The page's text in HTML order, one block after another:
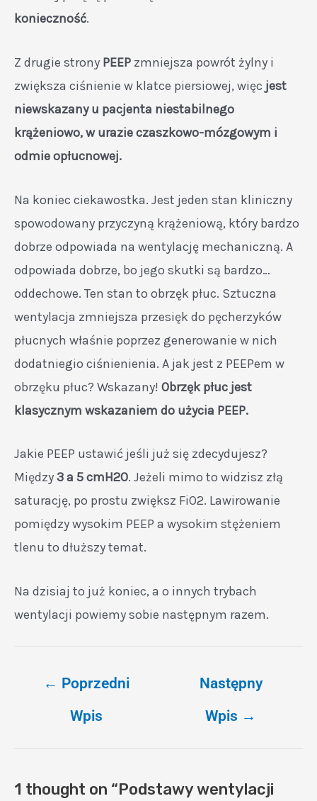
konieczność.
Z drugie strony PEEP zmniejsza powrót żylny i
zwiększa ciśnienie w klatce piersiowej, więc jest
niewskazany u pacjenta niestabilnego
krążeniowo, w urazie czaszkowo-mózgowym i
odmie opłucnowej.
Na koniec ciekawostka. Jest jeden stan kliniczny
spowodowany przyczyną krążeniową, który bardzo
dobrze odpowiada na wentylację mechaniczną. A
odpowiada dobrze, bo jego skutki są bardzo…
oddechowe. Ten stan to obrzęk płuc. Sztuczna
wentylacja zmniejsza przesięk do pęcherzyków
płucnych właśnie poprzez generowanie w nich
dodatniegio ciśnienienia. A jak jest z PEEPem w
obrzęku płuc? Wskazany! Obrzęk płuc jest
klasycznym wskazaniem do użycia PEEP.
Jakie PEEP ustawić jeśli już się zdecydujesz?
Między3 a 5 cmH2O. Jeżeli mimo to widzisz złą
saturację, po prostu zwiększ FiO2. Lawirowanie
pomiędzy wysokim PEEP a wysokim stężeniem
tlenu to dłuższy temat.
Na dzisiaj to już koniec, a o innych trybach
wentylacji powiemy sobie następnym razem.
← Poprzedni
Wpis
Następny
Wpis →
1 thought on “Podstawy wentylacji